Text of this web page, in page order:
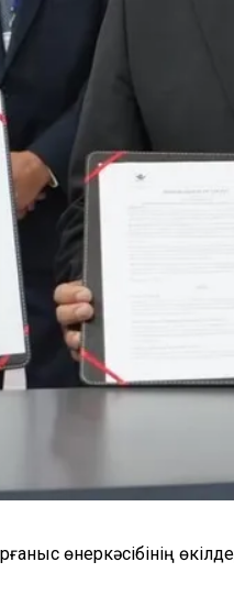
өнеркәсібінің